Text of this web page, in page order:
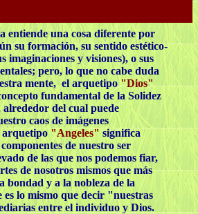
entiende una cosa diferente por
su formación, su sentido estético-
imaginaciones y visiones), o sus
pero, lo que no cabe duda
mente, el arquetipo"Dios"
fundamental de la Solidez
del cual puede
caos de imágenes
arquetipo"Angeles" significa
de nuestro ser
de las que nos podemos fiar,
de nosotros mismos que más
bondad y a la nobleza de la
lo mismo que decir "nuestras
entre el individuo y Dios.